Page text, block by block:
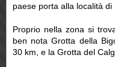
paese porta alla località di
Proprio nella zona si
ben nota Grotta della
30 km, e la Grotta del